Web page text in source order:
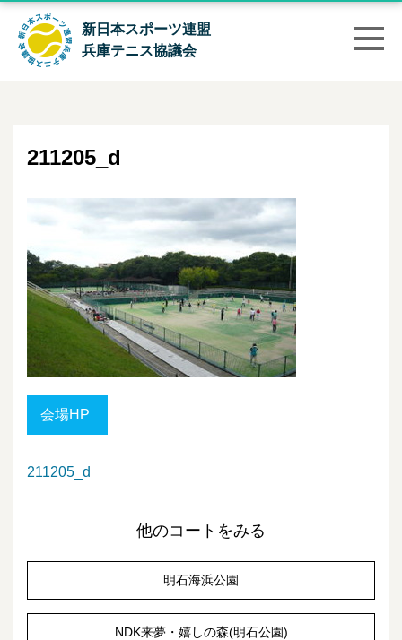
新日本スポーツ連盟
兵庫テニス協議会
211205_d
会場HP
211205_d
他のコートをみる
明石海浜公園
NDK来夢・嬉しの森(明石公園)